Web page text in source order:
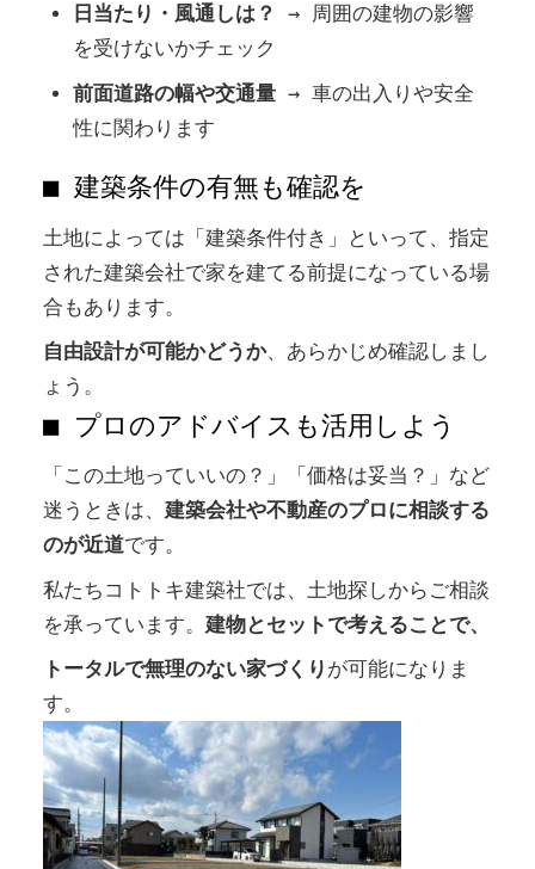
日当たり・風通しは？
→ 周囲の建物の影響
を受けないかチェック
前面道路の幅や交通量→ 車の出入りや安全
性に関わります
■ 建築条件の有無も確認を
土地によっては「建築条件付き」といって、指定
された建築会社で家を建てる前提になっている場
合もあります。
自由設計が可能かどうか、あらかじめ確認しまし
ょう。
■ プロのアドバイスも活用しよう
「この土地っていいの？」「価格は妥当？」など
迷うときは、 建築会社や不動産のプロに相談する
のが近道です。
私たちコトトキ建築社では、土地探しからご相談
を承っています。 建物とセットで考えることで、
トータルで無理のない家づくり が可能になりま
す。